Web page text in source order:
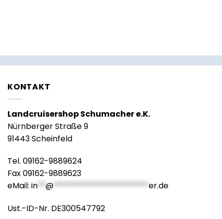
KONTAKT
Landcruisershop Schumacher e.K.
Nürnberger Straße 9
91443 Scheinfeld
Tel. 09162-9889624
Fax 09162-9889623
eMail: in**@************************er.de
Ust.-ID-Nr. DE300547792